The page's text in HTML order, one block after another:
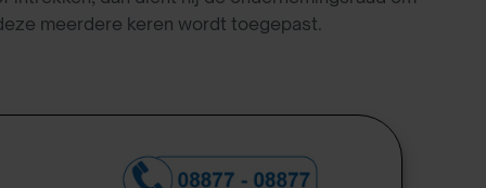
meerdere keren wordt toegepast.